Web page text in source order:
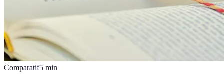
Comparatif5 min